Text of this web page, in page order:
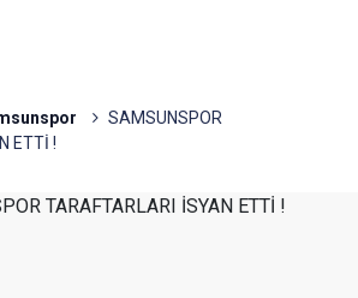
SAMSUNSPOR
ETTİ !